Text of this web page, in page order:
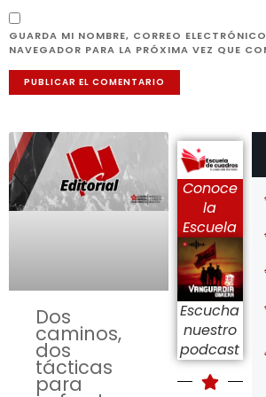
GUARDA MI NOMBRE, CORREO
NAVEGADOR PARA LA PRÓXIMA VEZ QUE
Dos
caminos,
dos
tácticas
para
Conoce
la
Escuela
Escucha
nuestro
podcast